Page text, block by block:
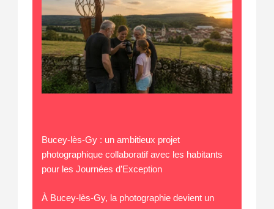
Bucey-lès-Gy : un ambitieux projet
photographique collaboratif avec les habitants
pour les Journées d’Exception
À Bucey-lès-Gy, la photographie devient un